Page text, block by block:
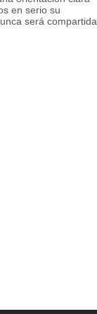
en serio su
será compartida